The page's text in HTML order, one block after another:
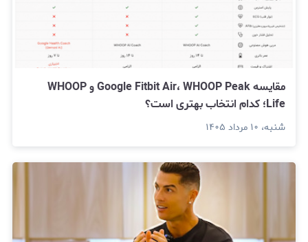
مقایسه Google Fitbit Air، WHOOP Peak و WHOOP
Life؛ کدام انتخاب بهتری است؟
شنبه، ۱۰ مرداد ۱۴۰۵